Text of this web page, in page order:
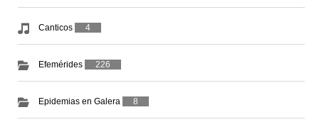
Canticos 4
Efemérides 226
Epidemias en Galera 8